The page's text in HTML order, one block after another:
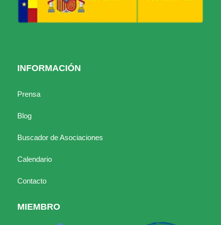
INFORMACIÓN
Prensa
Blog
Buscador de Asociaciones
Calendario
Contacto
MIEMBRO